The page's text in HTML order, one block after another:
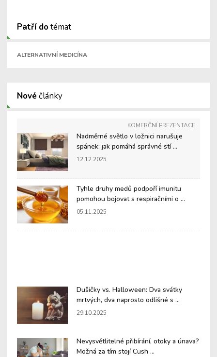
Patří dotémat
ALTERNATIVNÍ MEDICÍNA
Nové články
KOMERČNÍ PREZENTACE
Nadměrné světlo v ložnici narušuje
spánek: jak pomáhá správné stí ...
12.12.2025
Tyhle druhy medů podpoří imunitu
pomohou bojovat s respiračními o ...
05.11.2025
Dušičky vs. Halloween: Dva svátky
mrtvých, dva naprosto odlišné s ...
29.10.2025
Nevysvětlitelné přibírání, otoky a únava?
Možná za tím stojí Cush ...